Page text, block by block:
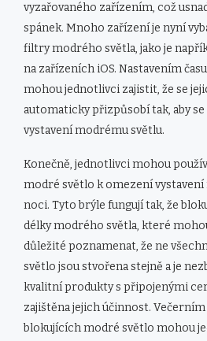
vyzařovaného zařízením, což
spánek. Mnoho zařízení je nyní
filtry modrého světla, jako je
na zařízeních iOS. Nastavením
mohou jednotlivci zajistit, že se
automaticky přizpůsobí tak, aby
vystavení modrému světlu.
Konečně, jednotlivci mohou
modré světlo k omezení
noci. Tyto brýle fungují tak, že
délky modrého světla, které
důležité poznamenat, že ne
světlo jsou stvořena stejně a je
kvalitní produkty s připojenými
zajištěna jejich účinnost.
blokujících modré světlo mohou